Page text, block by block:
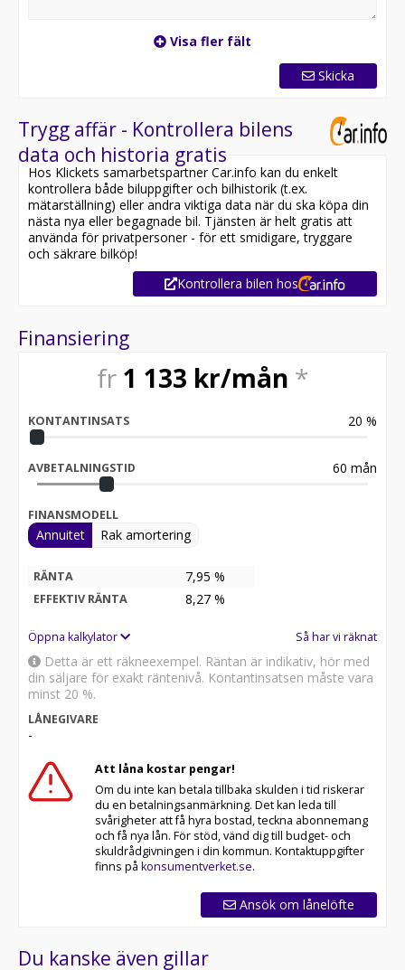
Visa fler fält
Skicka
Trygg affär - Kontrollera bilens
data och historia gratis
Hos Klickets samarbetspartner Car.info kan du enkelt
kontrollera både biluppgifter och bilhistorik (t.ex.
mätarställning) eller andra viktiga data när du ska köpa din
nästa nya eller begagnade bil. Tjänsten är helt gratis att
använda för privatpersoner - för ett smidigare, tryggare
och säkrare bilköp!
Kontrollera bilen hos
Finansiering
fr 1 133 kr/mån *
KONTANTINSATS 20 %
AVBETALNINGSTID 60 mån
FINANSMODELL
Annuitet Rak amortering
RÄNTA 7,95 %
EFFEKTIV RÄNTA 8,27 %
Öppna kalkylator Så har vi räknat
Detta är ett räkneexempel. Räntan är indikativ, hör med
din säljare för exakt räntenivå. Kontantinsatsen måste vara
minst 20 %.
LÅNEGIVARE
-
Att låna kostar pengar!
Om du inte kan betala tillbaka skulden i tid riskerar
du en betalningsanmärkning. Det kan leda till
svårigheter att få hyra bostad, teckna abonnemang
och få nya lån. För stöd, vänd dig till budget- och
skuldrådgivningen i din kommun. Kontaktuppgifter
finns på konsumentverket.se.
Ansök om lånelöfte
Du kanske även gillar